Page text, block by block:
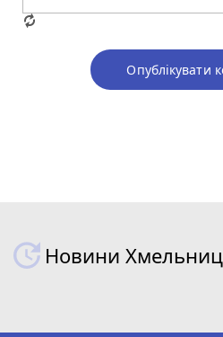
Опублікувати
Новини